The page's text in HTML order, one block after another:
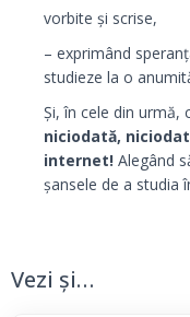
Vezi și…
vorbite și scrise,
– exprimând
studieze la o
Și, în cele din urmă,
niciodată,
internet! Alegând
șansele de a studia